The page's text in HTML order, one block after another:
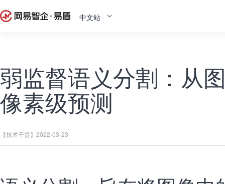
中文站
弱监督语义分割：从
像素级预测
【技术干货】 2022-03-23